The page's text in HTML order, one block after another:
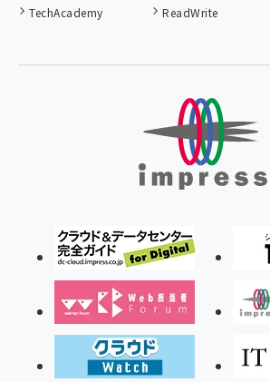
TechAcademy
ReadWrite